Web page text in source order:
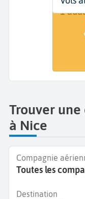
Nice
1
Trouver
à Nice
Compagnie
Toutes les
Destination